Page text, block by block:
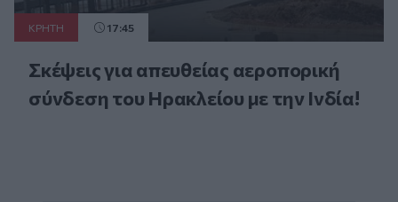
ΚΡΗΤΗ 17:45
Σκέψεις για απευθείας αεροπορική
σύνδεση του Ηρακλείου με την Ινδία!